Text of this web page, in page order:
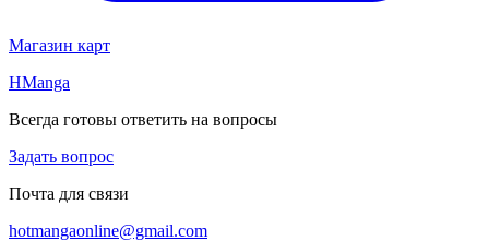
Магазин карт
HManga
Всегда готовы ответить на вопросы
Задать вопрос
Почта для связи
hotmangaonline@gmail.com